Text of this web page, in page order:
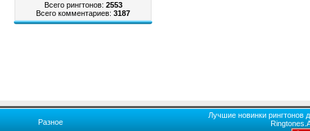
Всего рингтонов: 2553
Всего комментариев: 3187
Разное
Лучшие новинки рингтонов